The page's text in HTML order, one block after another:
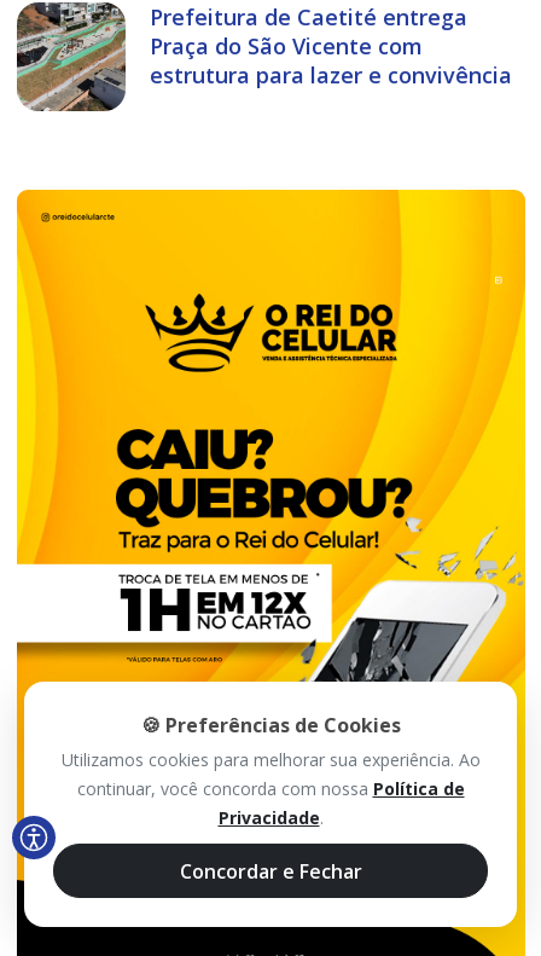
Prefeitura de Caetité entrega
Praça do São Vicente com
estrutura para lazer e convivência
🍪 Preferências de Cookies
Utilizamos cookies para melhorar sua experiência. Ao
continuar, você concorda com nossa Política de
Privacidade.
Concordar e Fechar